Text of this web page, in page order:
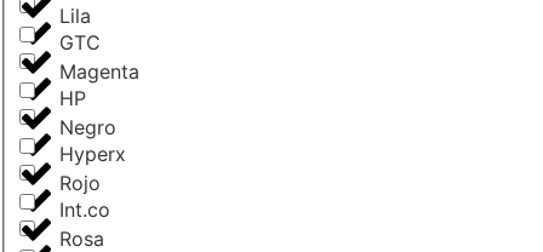
GTC
HP
Hyperx
Int.co
Lila
Magenta
Negro
Rojo
Rosa